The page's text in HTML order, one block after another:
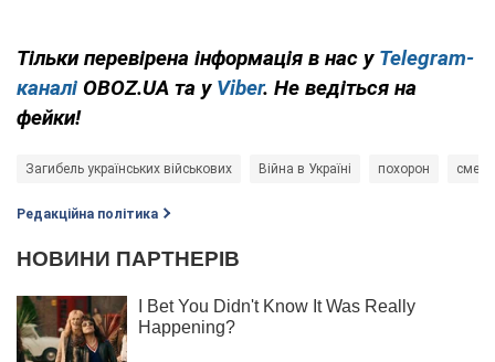
Тільки перевірена інформація в нас у Telegram-
каналі OBOZ.UA та у Viber. Не ведіться на
фейки!
Загибель українських військових Війна в Україні похорон
Редакційна політика